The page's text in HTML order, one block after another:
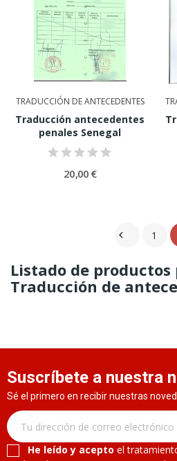
TRADUCCIÓN DE ANTECEDENTES
Traducción antecedentes
penales Senegal
20,00 €
 1
Listado de productos
Traducción de
Suscríbete a nuestra
Sé el primero en recibir nuestras
He leído y acepto el